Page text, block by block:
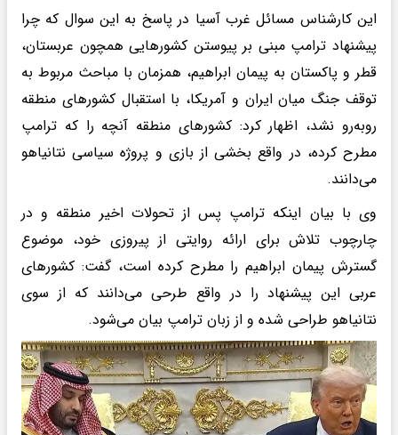
این کارشناس مسائل غرب آسیا در پاسخ به این سوال که چرا
پیشنهاد ترامپ مبنی بر پیوستن کشورهایی همچون عربستان،
قطر و پاکستان به پیمان ابراهیم، همزمان با مباحث مربوط به
توقف جنگ میان ایران و آمریکا، با استقبال کشورهای منطقه
روبه‌رو نشد، اظهار کرد: کشورهای منطقه آنچه را که ترامپ
مطرح کرده، در واقع بخشی از بازی و پروژه سیاسی نتانیاهو
می‌دانند.
وی با بیان اینکه ترامپ پس از تحولات اخیر منطقه و در
چارچوب تلاش برای ارائه روایتی از پیروزی خود، موضوع
گسترش پیمان ابراهیم را مطرح کرده است، گفت: کشورهای
عربی این پیشنهاد را در واقع طرحی می‌دانند که از سوی
نتانیاهو طراحی شده و از زبان ترامپ بیان می‌شود.